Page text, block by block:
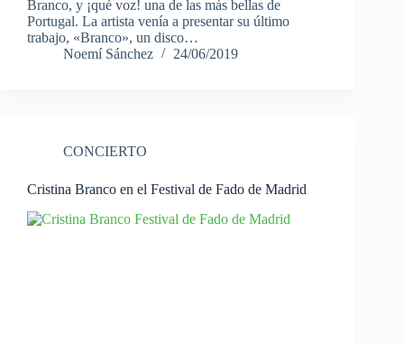
Branco, y ¡qué voz! una de las más bellas de
Portugal. La artista venía a presentar su último
trabajo, «Branco», un disco…
Noemí Sánchez
24/06/2019
CONCIERTO
Cristina Branco en el Festival de Fado de Madrid